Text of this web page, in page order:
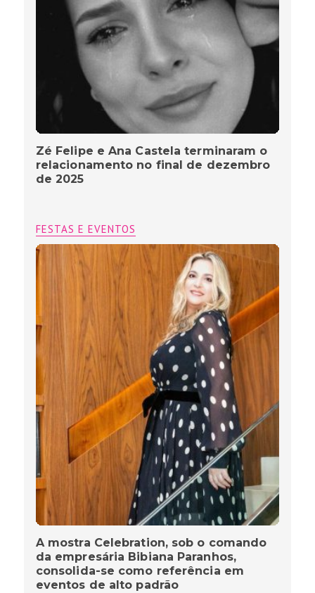
Zé Felipe e Ana Castela terminaram o
relacionamento no final de dezembro
de 2025
FESTAS E EVENTOS
A mostra Celebration, sob o comando
da empresária Bibiana Paranhos,
consolida-se como referência em
eventos de alto padrão